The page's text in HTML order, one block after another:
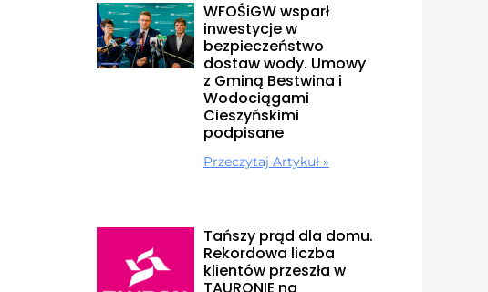
WFOŚiGW wsparł
inwestycje w
bezpieczeństwo
dostaw wody. Umowy
z Gminą Bestwina i
Wodociągami
Cieszyńskimi
podpisane
Przeczytaj Artykuł »
Tańszy prąd dla domu.
Rekordowa liczba
klientów przeszła w